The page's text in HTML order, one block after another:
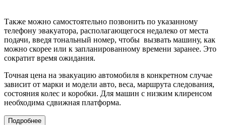
Также можно самостоятельно позвонить по указанному
телефону эвакуатора, располагающегося недалеко от места
подачи, введя тональный номер, чтобы вызвать машину, как
можно скорее или к запланированному времени заранее. Это
сократит время ожидания.
Точная цена на эвакуацию автомобиля в конкретном случае
зависит от марки и модели авто, веса, маршрута следования,
состояния колес и коробки. Для машин с низким клиренсом
необходима сдвижная платформа.
Подробнее